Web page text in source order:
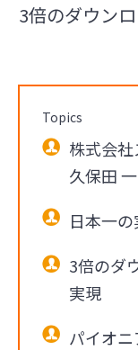
3倍のダウン
Topics
株式会
久保田
日本一
3倍のダ
実現
パイオニ